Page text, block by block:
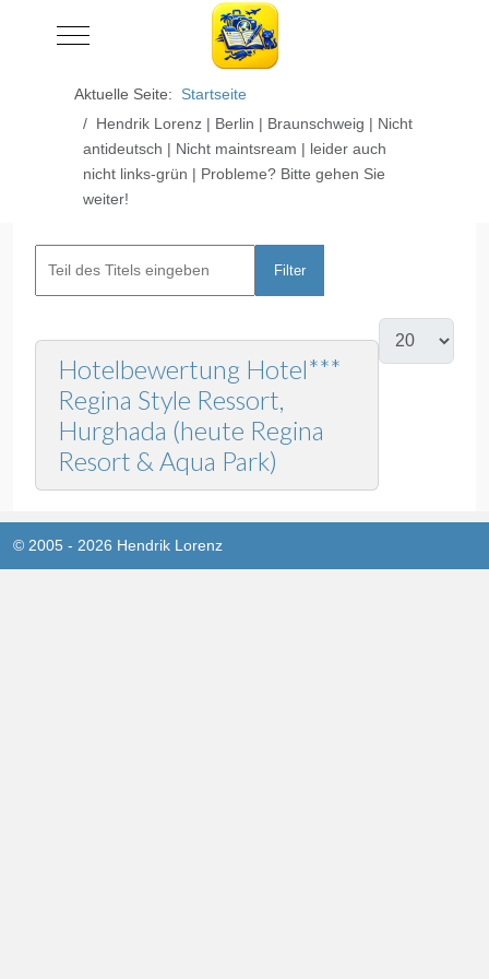
Mobile Menu Toggle
Aktuelle Seite: Startseite
Hendrik Lorenz | Berlin | Braunschweig | Nicht
antideutsch | Nicht maintsream | leider auch
nicht links-grün | Probleme? Bitte gehen Sie
weiter!
Filter
Hotelbewertung Hotel***
Regina Style Ressort,
Hurghada (heute Regina
Resort & Aqua Park)
© 2005 - 2026 Hendrik Lorenz